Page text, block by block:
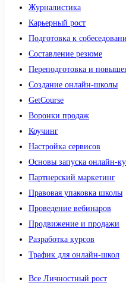
Журналистика
Карьерный рост
Подготовка к
Составление резюме
Переподготовка и
Создание онлайн-школы
GetCourse
Воронки продаж
Коучинг
Настройка сервисов
Основы запуска онлайн-
Партнерский маркетинг
Правовая упаковка школы
Проведение вебинаров
Продвижение и продажи
Разработка курсов
Трафик для онлайн-школ
Все Личностный рост